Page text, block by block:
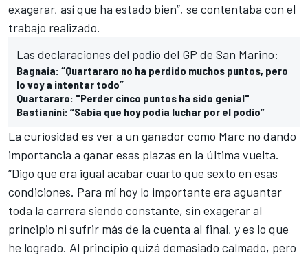
exagerar, así que ha estado bien”, se contentaba con el
trabajo realizado.
Las declaraciones del podio del GP de San Marino:
Bagnaia: “Quartararo no ha perdido muchos puntos, pero
lo voy a intentar todo”
Quartararo: "Perder cinco puntos ha sido genial"
Bastianini: “Sabía que hoy podía luchar por el podio”
La curiosidad es ver a un ganador como Marc no dando
importancia a ganar esas plazas en la última vuelta.
“Digo que era igual acabar cuarto que sexto en esas
condiciones. Para mí hoy lo importante era aguantar
toda la carrera siendo constante, sin exagerar al
principio ni sufrir más de la cuenta al final, y es lo que
he logrado. Al principio quizá demasiado calmado, pero